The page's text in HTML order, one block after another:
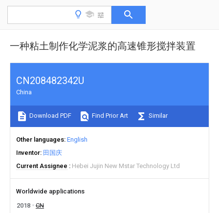
一种粘土制作化学泥浆的高速锥形搅拌装置
CN208482342U
China
Download PDF Find Prior Art Similar
Other languages English
Inventor 田国庆
Current Assignee
Hebei Jujin New Mstar Technology Ltd
Worldwide applications
2018
CN